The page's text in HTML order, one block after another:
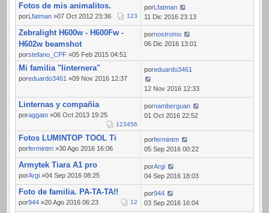
Fotos de mis animalitos.
porLfatman »07 Oct 2012 23:36 123
porLfatman
11 Dic 2016 23:13
Zebralight H600w - H600Fw -
H602w beamshot
porstefano_CPF »05 Feb 2015 04:51
pornostromo
06 Dic 2016 13:01
Mi familia "linternera"
poreduardo3461 »09 Nov 2016 12:37
poreduardo3461
12 Nov 2016 12:33
Linternas y compañia
poraggato »06 Oct 2013 19:25
123456
pornamberguan
01 Oct 2016 22:52
Fotos LUMINTOP TOOL Ti
porfermintm »30 Ago 2016 16:06
porfermintm
05 Sep 2016 00:22
Armytek Tiara A1 pro
porArgi »04 Sep 2016 08:25
porArgi
04 Sep 2016 18:03
Foto de familia. PA-TA-TA!!
por944 »20 Ago 2016 06:23 12
por944
03 Sep 2016 16:04